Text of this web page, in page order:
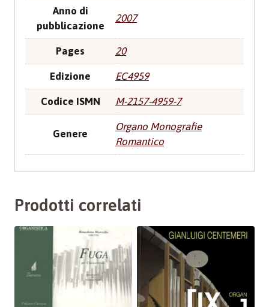
Anno di
pubblicazione
2007
Pages 20
Edizione EC4959
Codice ISMN M-2157-4959-7
Genere
Organo Monografie
Romantico
Prodotti correlati